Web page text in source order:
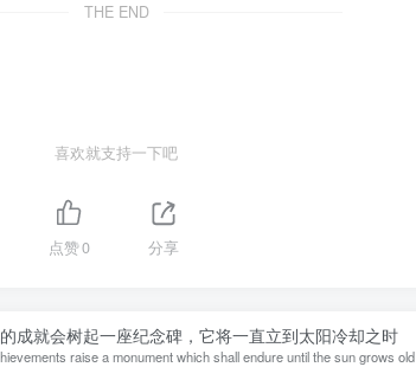
THE END
喜欢就支持一下吧
点赞0 分享
成就会树起一座纪念碑，它将一直立到太阳冷却之时
raise a monument which shall endure until the sun grows old